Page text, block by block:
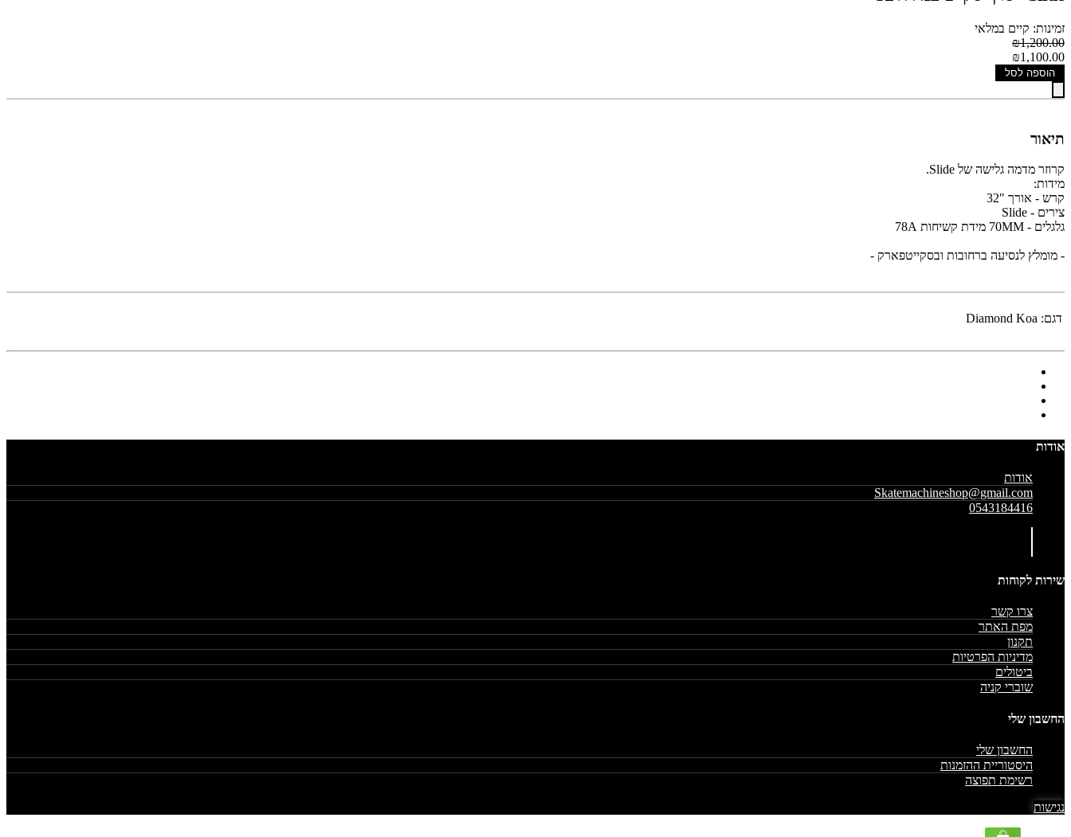
זמינות: קיים במלאי
₪1,200.00
₪1,100.00
הוספה לסל
תיאור
קרוזר מדמה גלישה של Slide.
מידות:
קרש - אורך "32
צירים - Slide
גלגלים - 70MM מידת קשיחות 78A
- מומלץ לנסיעה ברחובות ובסקייטפארק -
דגם: Diamond Koa
אודות
אודות
Skatemachineshop@gmail.com
0543184416
שירות לקוחות
צרו קשר
מפת האתר
תקנון
מדיניות הפרטיות
ביטולים
שוברי קניה
החשבון שלי
החשבון שלי
היסטוריית ההזמנות
רשימת תפוצה
נגישות